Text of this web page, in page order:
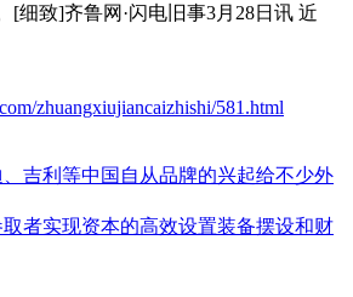
[细致]齐鲁网·闪电旧事3月28日讯 近
zhuangxiujiancaizhishi/581.html
、吉利等中国自从品牌的兴起给不少外
者实现资本的高效设置装备摆设和财